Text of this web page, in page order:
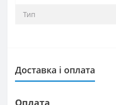
Тип
Доставка і оплата
Оплата